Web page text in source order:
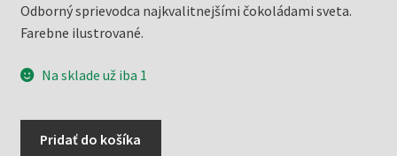
bola:
je:
Odborný sprievodca najkvalitnejšími čokoládami sveta.
Farebne ilustrované.
Na sklade už iba 1
množstvo
Pridať do košíka